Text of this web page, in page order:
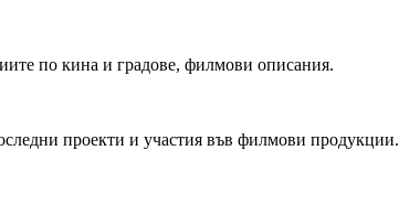
по кина и градове, филмови описания.
проекти и участия във филмови продукции.